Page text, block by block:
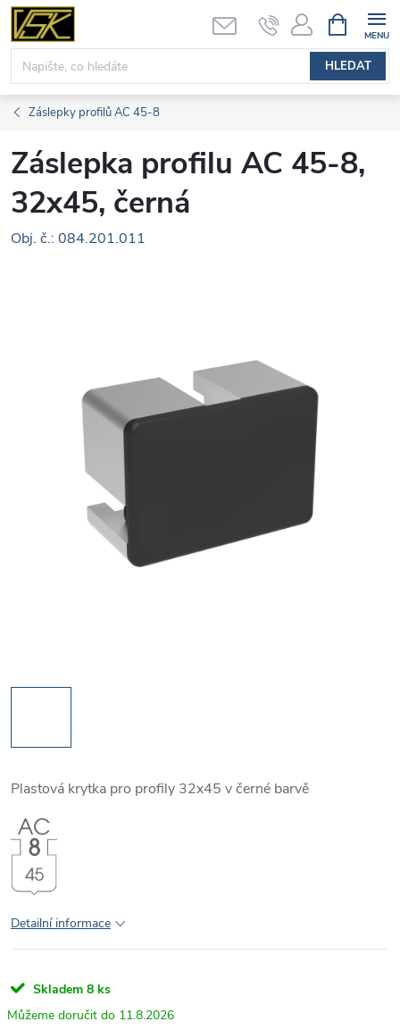
Přejít
obsah
HLEDAT
NÁKUPNÍ
KOŠÍK
Záslepky profilů AC 45-8
Záslepka profilu AC 45-8,
32x45, černá
Obj. č.: 084.201.011
Plastová krytka pro profily 32x45 v černé barvě
Detailní informace
Skladem 8 ks
11.8.2026